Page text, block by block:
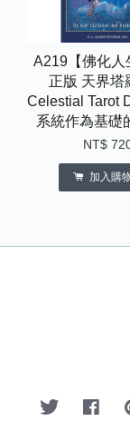
A219【佛化人
正版 天界塔
Celestial Tarot
系統作為基礎
NT$
加入購
Twitter